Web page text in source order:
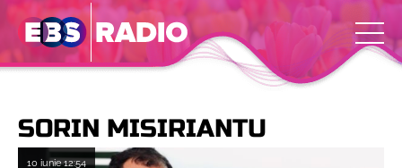
SORIN MISIRIANTU
10 iunie12:54